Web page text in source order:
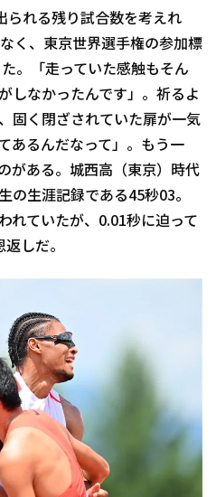
られる残り試合数を考えれ
く、東京世界選手権の参加標
。「走っていた感触もそん
しなかったんです」。祈るよ
固く閉ざされていた扉が一気
あるんだなって」。もう一
がある。城西高（東京）時代
の生涯記録である45秒03。
れていたが、0.01秒に迫って
しだ。